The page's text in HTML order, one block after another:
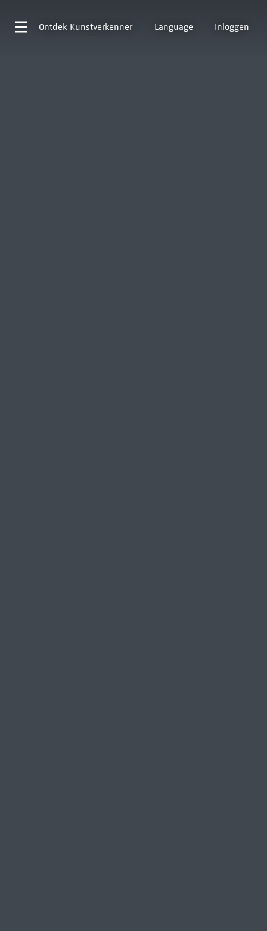
Ontdek Kunstverkenner Language Inloggen